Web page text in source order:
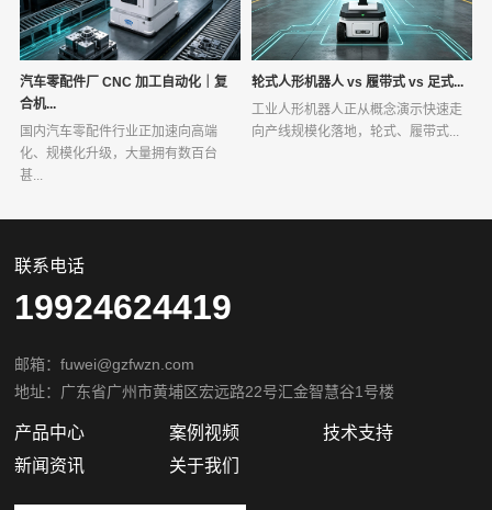
汽车零配件厂 CNC 加工自动化｜复
合机...
国内汽车零配件行业正加速向高端
化、规模化升级，大量拥有数百台
甚...
轮式人形机器人 vs 履带式 vs 足式...
工业人形机器人正从概念演示快速走
向产线规模化落地，轮式、履带式...
联系电话
19924624419
邮箱：fuwei@gzfwzn.com
地址：广东省广州市黄埔区宏远路22号汇金智慧谷1号楼
产品中心 案例视频
技术支持
新闻资讯
关于我们